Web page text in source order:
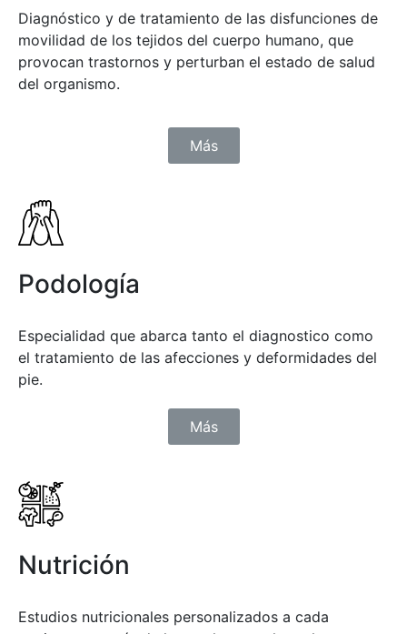
Diagnóstico y de tratamiento de las disfunciones de
movilidad de los tejidos del cuerpo humano, que
provocan trastornos y perturban el estado de salud
del organismo.
Más
Podología
Especialidad que abarca tanto el diagnostico como
el tratamiento de las afecciones y deformidades del
pie.
Más
Nutrición
Estudios nutricionales personalizados a cada